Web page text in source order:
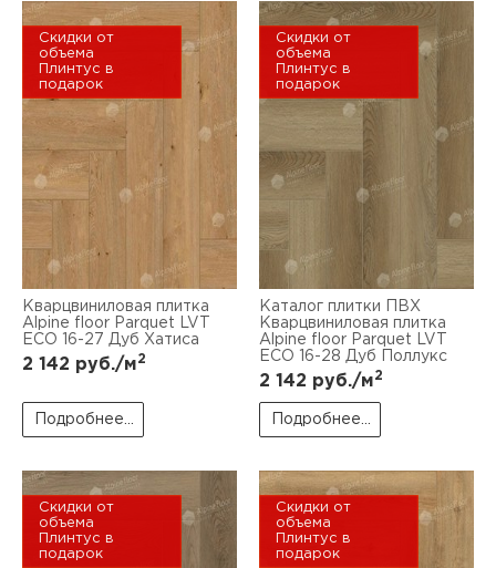
Скидки от
объема
Плинтус в
подарок
Кварцвиниловая плитка
Alpine floor Parquet LVT
ЕСО 16-27 Дуб Хатиса
2 142 руб./м2
Подробнее...
Скидки от
объема
Плинтус в
подарок
Каталог плитки ПВХ
Кварцвиниловая плитка
Alpine floor Parquet LVT
ЕСО 16-28 Дуб Поллукс
2 142 руб./м2
Подробнее...
Скидки от
объема
Плинтус в
подарок
Скидки от
объема
Плинтус в
подарок